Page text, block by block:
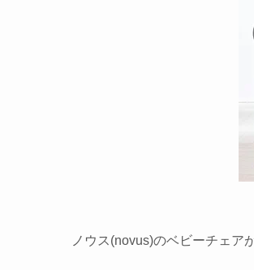
ノウス(novus)のベビーチェア